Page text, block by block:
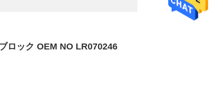
ロック OEM NO LR070246